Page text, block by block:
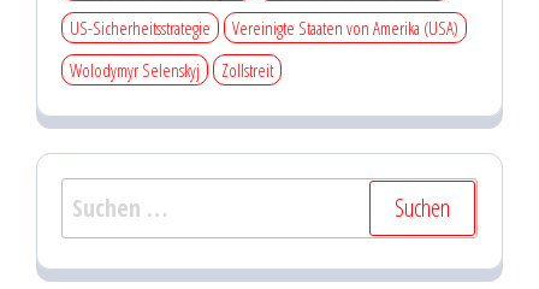
US-Sicherheitsstrategie
Vereinigte Staaten von Amerika (USA)
Wolodymyr Selenskyj
Zollstreit
Suchen
nach: